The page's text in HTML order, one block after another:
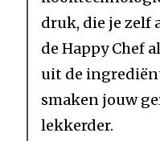
druk, die je zelf
de Happy Chef
uit de
smaken jouw
lekkerder.